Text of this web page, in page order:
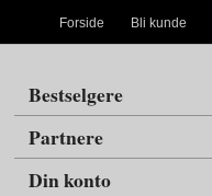
Forside Bli kunde
Bestselgere
Partnere
Din konto